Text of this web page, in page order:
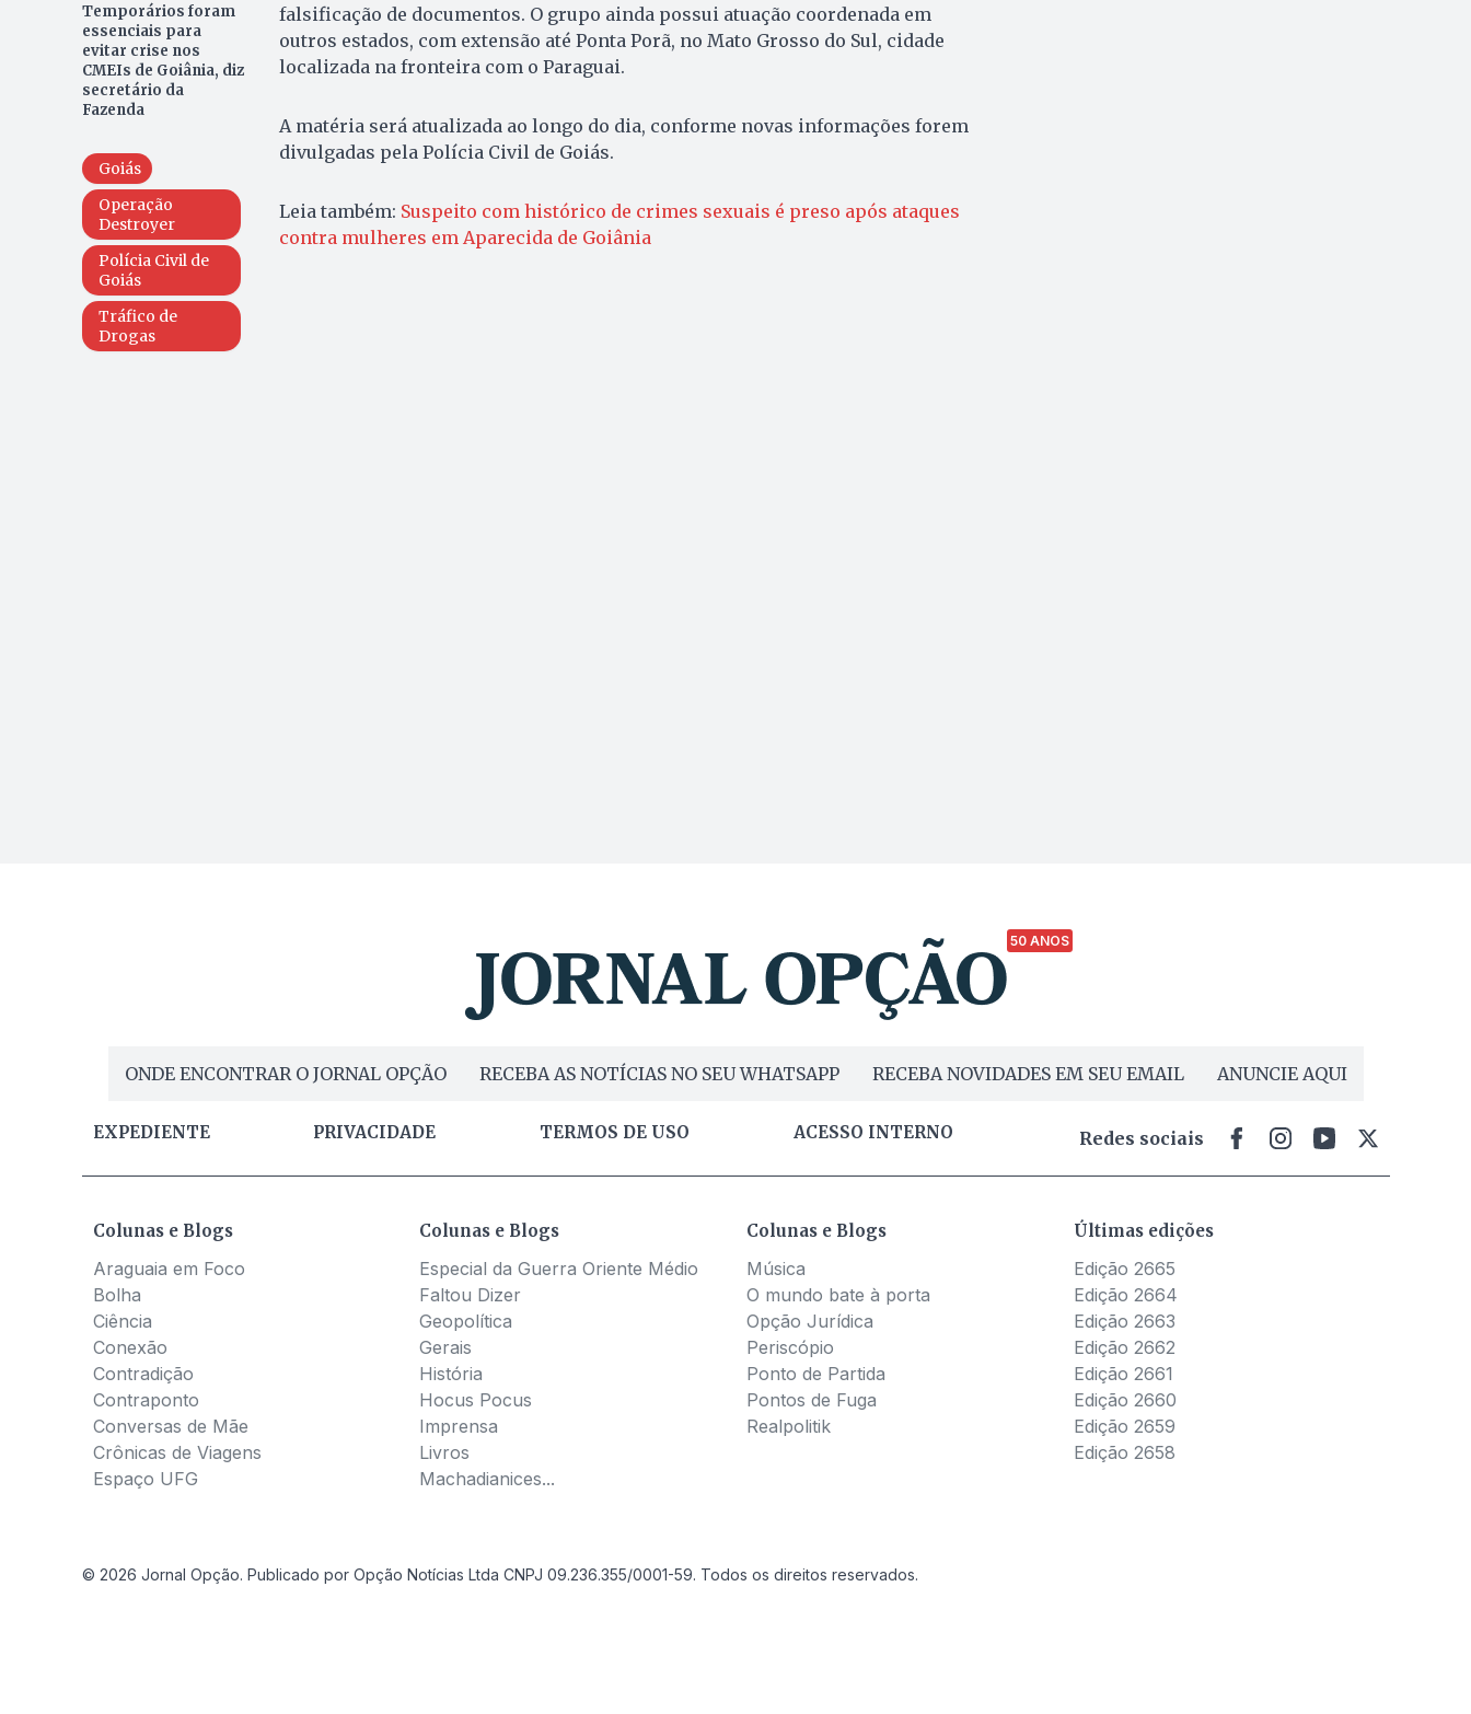
Temporários foram
essenciais para
evitar crise nos
CMEIs de Goiânia, diz
secretário da
Fazenda
Goiás
Operação
Destroyer
Polícia Civil de
Goiás
Tráfico de
Drogas
falsificação de documentos. O grupo ainda possui atuação coordenada em
outros estados, com extensão até Ponta Porã, no Mato Grosso do Sul, cidade
localizada na fronteira com o Paraguai.
A matéria será atualizada ao longo do dia, conforme novas informações forem
divulgadas pela Polícia Civil de Goiás.
Leia também: Suspeito com histórico de crimes sexuais é preso após ataques
contra mulheres em Aparecida de Goiânia
50 ANOS
ONDE ENCONTRAR O JORNAL OPÇÃO RECEBA AS NOTÍCIAS NO SEU WHATSAPP RECEBA NOVIDADES EM SEU EMAIL ANUNCIE AQUI
EXPEDIENTE PRIVACIDADE TERMOS DE USO ACESSO INTERNO Redes sociais
Colunas e Blogs
Araguaia em Foco
Bolha
Ciência
Conexão
Contradição
Contraponto
Conversas de Mãe
Crônicas de Viagens
Espaço UFG
Colunas e Blogs
Especial da Guerra Oriente Médio
Faltou Dizer
Geopolítica
Gerais
História
Hocus Pocus
Imprensa
Livros
Machadianices...
Colunas e Blogs
Música
O mundo bate à porta
Opção Jurídica
Periscópio
Ponto de Partida
Pontos de Fuga
Realpolitik
Últimas edições
Edição 2665
Edição 2664
Edição 2663
Edição 2662
Edição 2661
Edição 2660
Edição 2659
Edição 2658
© 2026 Jornal Opção. Publicado por Opção Notícias Ltda CNPJ 09.236.355/0001-59. Todos os direitos reservados.